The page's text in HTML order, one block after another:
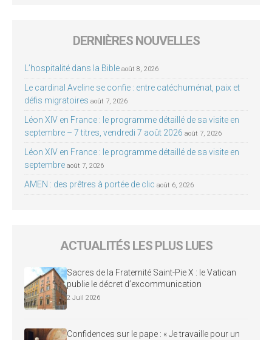
DERNIÈRES NOUVELLES
L’hospitalité dans la Bible août 8, 2026
Le cardinal Aveline se confie : entre catéchuménat, paix et
défis migratoires août 7, 2026
Léon XIV en France : le programme détaillé de sa visite en
septembre – 7 titres, vendredi 7 août 2026 août 7, 2026
Léon XIV en France : le programme détaillé de sa visite en
septembre août 7, 2026
AMEN : des prêtres à portée de clic août 6, 2026
ACTUALITÉS LES PLUS LUES
Sacres de la Fraternité Saint-Pie X : le Vatican
publie le décret d’excommunication
2 Juil 2026
Confidences sur le pape : « Je travaille pour un